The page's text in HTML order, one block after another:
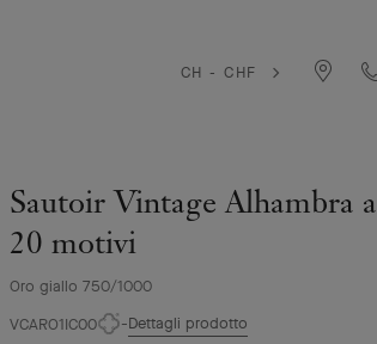
CH - CHF
Sautoir Vintage Alhambra a
20 motivi
Oro giallo 750/1000
VCARO1IC00
Dettagli prodotto